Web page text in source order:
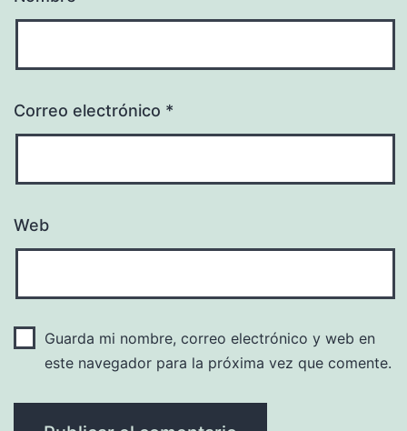
Correo electrónico *
Web
Guarda mi nombre, correo electrónico y web en
este navegador para la próxima vez que comente.